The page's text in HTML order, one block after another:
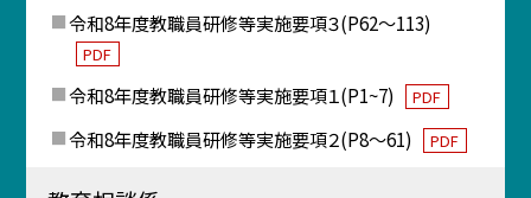
令和8年度教職員研修等実施要項３(P62～113)
PDF
令和8年度教職員研修等実施要項１(P1~7) PDF
令和8年度教職員研修等実施要項２(P8～61) PDF